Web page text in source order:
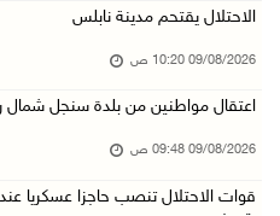
أسعار العملات مقابل الشيقل
09/آب/2026 08:44 ص
الاحتلال يقتحم عدة قرى في
الاحتلال يقتحم مدينة نابلس
09/08/2026 10:20 ص
اعتقال مواطنين من بلدة سنجل شمال
09/08/2026 09:48 ص
قوات الاحتلال تنصب حاجزا عسكريا